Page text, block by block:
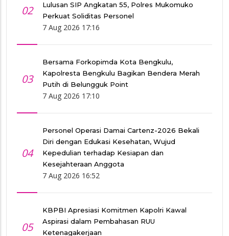
02
Lulusan SIP Angkatan 55, Polres Mukomuko
Perkuat Soliditas Personel
7 Aug 2026 17:16
03
Bersama Forkopimda Kota Bengkulu,
Kapolresta Bengkulu Bagikan Bendera Merah
Putih di Belungguk Point
7 Aug 2026 17:10
04
Personel Operasi Damai Cartenz-2026 Bekali
Diri dengan Edukasi Kesehatan, Wujud
Kepedulian terhadap Kesiapan dan
Kesejahteraan Anggota
7 Aug 2026 16:52
05
KBPBI Apresiasi Komitmen Kapolri Kawal
Aspirasi dalam Pembahasan RUU
Ketenagakerjaan